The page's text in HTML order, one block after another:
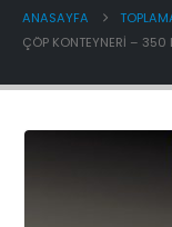
ANASAYFA
ÇÖP KONTEYNERI – 350